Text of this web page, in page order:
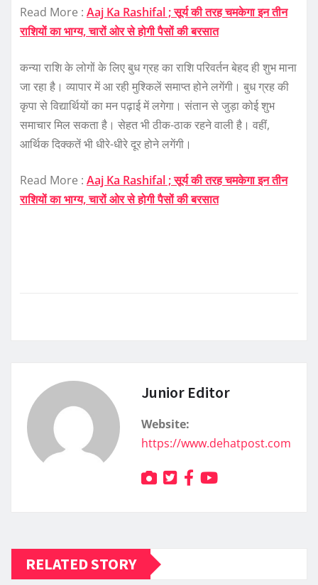
Read More : Aaj Ka Rashifal ; सूर्य की तरह चमकेगा इन तीन
राशियों का भाग्य, चारों ओर से होगी पैसों की बरसात
कन्या राशि के लोगों के लिए बुध ग्रह का राशि परिवर्तन बेहद ही शुभ माना
जा रहा है। व्यापार में आ रही मुश्किलें समाप्त होने लगेंगी। बुध ग्रह की
कृपा से विद्यार्थियों का मन पढ़ाई में लगेगा। संतान से जुड़ा कोई शुभ
समाचार मिल सकता है। सेहत भी ठीक-ठाक रहने वाली है। वहीं,
आर्थिक दिक्कतें भी धीरे-धीरे दूर होने लगेंगी।
Read More : Aaj Ka Rashifal ; सूर्य की तरह चमकेगा इन तीन
राशियों का भाग्य, चारों ओर से होगी पैसों की बरसात
Junior Editor
Website:
https://www.dehatpost.com
RELATED STORY